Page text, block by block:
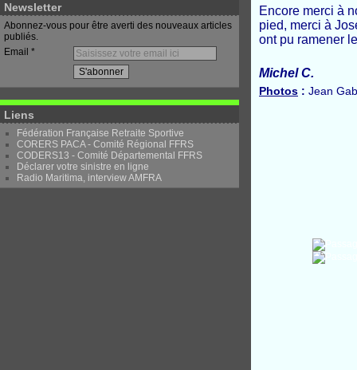
Newsletter
Abonnez-vous pour être averti des nouveaux articles
publiés.
Email
Liens
Fédération Française Retraite Sportive
CORERS PACA - Comité Régional FFRS
CODERS13 - Comité Départemental FFRS
Déclarer votre sinistre en ligne
Radio Maritima, interview AMFRA
Encore merci à
pied, merci à
ont pu ramener
Michel C.
Photos : Jean